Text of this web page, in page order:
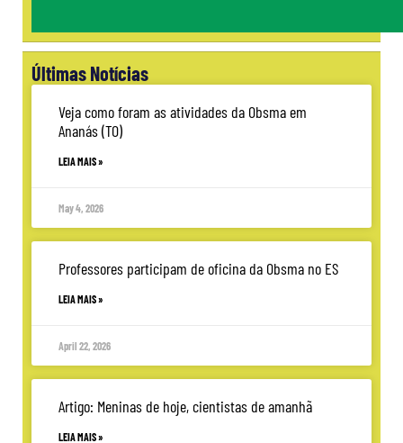
Últimas Notícias
Veja como foram as atividades da Obsma em
Ananás (TO)
LEIA MAIS »
May 4, 2026
Professores participam de oficina da Obsma no ES
LEIA MAIS »
April 22, 2026
Artigo: Meninas de hoje, cientistas de amanhã
LEIA MAIS »